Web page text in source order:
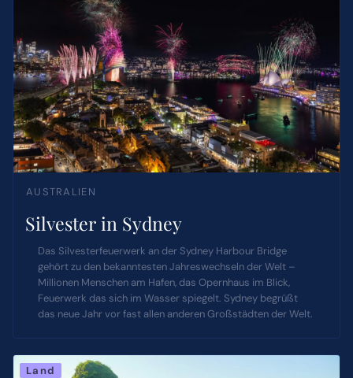
AUSTRALIEN
Silvester in Sydney
Das Silvesterfeuerwerk an der Sydney Harbour Bridge
gehört zu den bekanntesten Jahreswechseln der Welt –
Millionen Menschen am Hafen, das Opernhaus im Blick,
Feuerwerk das sich im Wasser spiegelt. Sydney begrüßt
das neue Jahr vor fast allen anderen Großstädten der Welt.
Land